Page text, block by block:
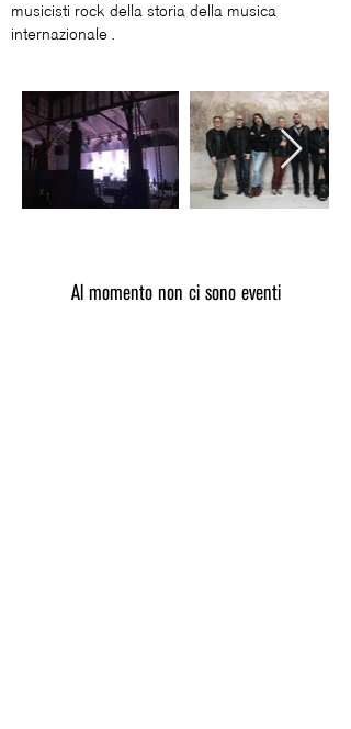
musicisti rock della storia della musica
internazionale .
Al momento non ci sono eventi